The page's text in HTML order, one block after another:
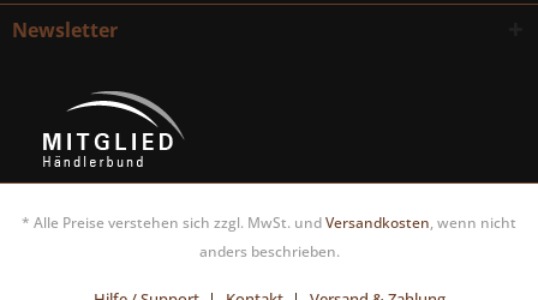
Newsletter
* Alle Preise verstehen sich zzgl. MwSt. undVersandkosten, wenn nicht
anders beschrieben.